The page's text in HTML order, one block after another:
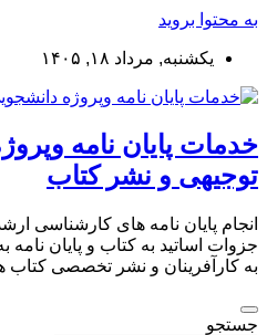
به محتوا بروید
یکشنبه, مرداد ۱۸, ۱۴۰۵
خدمات پایان نامه
توجیهی و نشر کتاب
انجام پایان نامه های کارشناسی
جزوات اساتید به کتاب و پایان
به کارآفرینان و نشر تخصصی
جستجو